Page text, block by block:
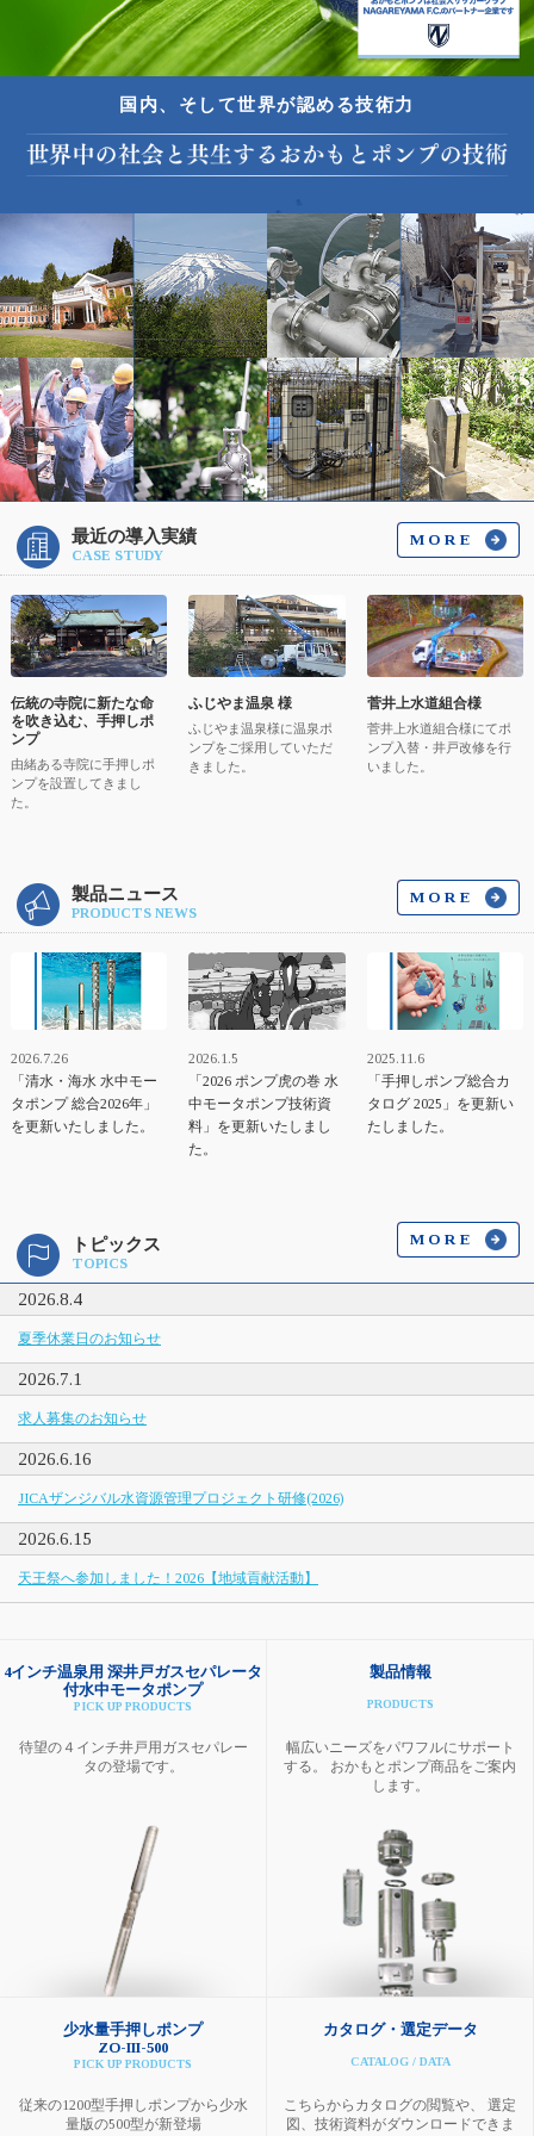
国内、そして世界が認める技術力
最近の導入実績
CASE STUDY
MORE
伝統の寺院に新たな命
を吹き込む、手押しポ
ンプ
由緒ある寺院に手押しポ
ンプを設置してきまし
た。
ふじやま温泉 様
ふじやま温泉様に温泉ポ
ンプをご採用していただ
きました。
菅井上水道組合様
菅井上水道組合様にてポ
ンプ入替・井戸改修を行
いました。
製品ニュース
PRODUCTS NEWS
MORE
2026.7.26
「清水・海水 水中モー
タポンプ 総合2026年」
を更新いたしました。
2026.1.5
「2026 ポンプ虎の巻 水
中モータポンプ技術資
料」を更新いたしまし
た。
2025.11.6
「手押しポンプ総合カ
タログ 2025」を更新い
たしました。
トピックス
TOPICS
MORE
2026.8.4
夏季休業日のお知らせ
2026.7.1
求人募集のお知らせ
2026.6.16
JICAザンジバル水資源管理プロジェクト研修(2026)
2026.6.15
天王祭へ参加しました！2026【地域貢献活動】
4インチ温泉用 深井戸ガスセパレータ
付水中モータポンプ
PICK UP PRODUCTS
待望の４インチ井戸用ガスセパレー
タの登場です。
少水量手押しポンプ
ZO-III-500
PICK UP PRODUCTS
従来の1200型手押しポンプから少水
量版の500型が新登場
製品情報
PRODUCTS
幅広いニーズをパワフルにサポート
する。 おかもとポンプ商品をご案内
します。
カタログ・選定データ
CATALOG / DATA
こちらからカタログの閲覧や、 選定
図、技術資料がダウンロードできま